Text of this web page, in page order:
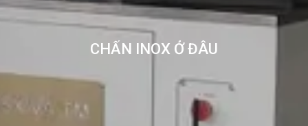
CHẤN INOX Ở ĐÂU